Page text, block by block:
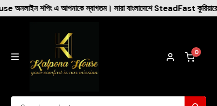
স্বাগতম। সারা বাংলাদেশে SteadFast কুরিয়ারের মাধ্যমে ক্যাশ অন
0